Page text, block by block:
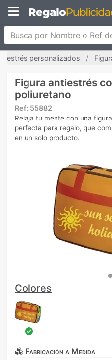
Busca por Nombre o Ref de
personalizados
Figura antiestrés
poliuretano
Ref: 55882
Relaja tu mente con una
perfecta para regalo, que
en un solo producto.
Colores
Fabricación a Medida